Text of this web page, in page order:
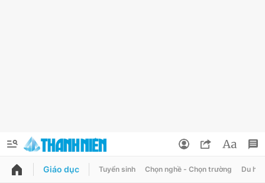
QUẢNG CÁO ĐẶT BÁO
Giáo dục Tuyển sinh Chọn nghề - Chọn trường Du học